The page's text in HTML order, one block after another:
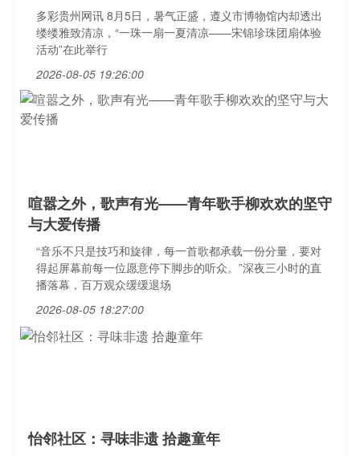
多彩贵州网讯 8月5日，暑气正盛，遵义市博物馆内却透出
缕缕雅致清凉，“一珠一扇一夏清凉——宋锦珍珠团扇体验
活动”在此举行
2026-08-05 19:26:00
喧嚣之外，歌声有光——青年歌手柳欢欢的坚守
与大爱传播
“音乐不只是技巧和旋律，每一首歌都承载一份分量，要对
得起屏幕前每一位愿意停下脚步的听众。”深夜三小时的直
播落幕，百万观众缓缓退场
2026-08-05 18:27:00
怡邻社区：寻味非遗 拾趣童年